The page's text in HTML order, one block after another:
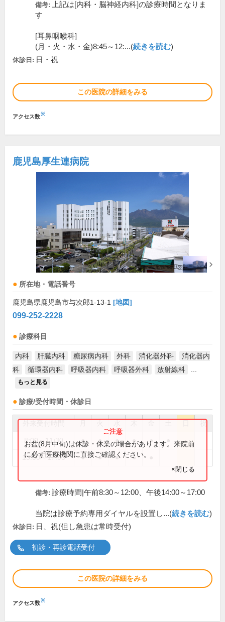
備考:
上記は[内科・脳神経内科]の診療時間となりま
す
[耳鼻咽喉科]
(月・火・水・金)8:45～12:...(続きを読む)
休診日: 日・祝
この医院の詳細をみる
アクセス数※
鹿児島厚生連病院
所在地・電話番号
鹿児島県鹿児島市与次郎1-13-1 [地図]
099-252-2228
診療科目
内科 肝臓内科 糖尿病内科 外科 消化器外科
消化器内
科
循環器内科 呼吸器内科 呼吸器外科 放射線科
もっと見る
診療/受付時間・休診日
祝
8:00～11:30 ● ● ● ● ●
13:00～17:00 ● ● ● ●
お盆(8月中旬)は休診・休業の場合があります。来院前
に必ず医療機関に直接ご確認ください。
×閉じる
備考: 診療時間|午前8:30～12:00、午後14:00～17:00
当院は診療予約専用ダイヤルを設置し...(続きを読む)
休診日: 日、祝(但し急患は常時受付)
初診・再診電話受付
この医院の詳細をみる
アクセス数※